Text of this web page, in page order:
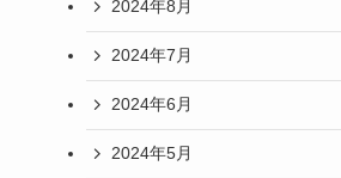
2024年8月
2024年7月
2024年6月
2024年5月